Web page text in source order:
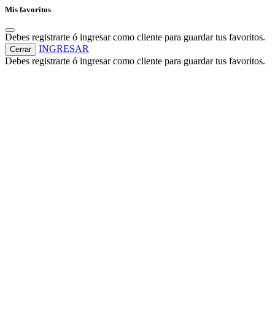
Mis favoritos
Debes registrarte ó ingresar como cliente para guardar tus favoritos.
Cerrar
INGRESAR
Debes registrarte ó ingresar como cliente para guardar tus favoritos.